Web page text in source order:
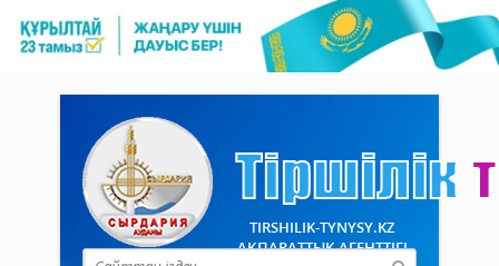
TIRSHILIK-TYNYSY.KZ
АҚПАРАТТЫҚ АГЕНТТІГІ